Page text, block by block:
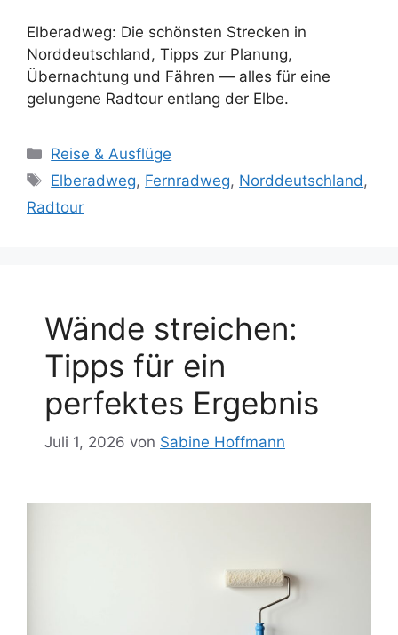
Elberadweg: Die schönsten Strecken in
Norddeutschland, Tipps zur Planung,
Übernachtung und Fähren — alles für eine
gelungene Radtour entlang der Elbe.
Kategorien
Reise & Ausflüge
Schlagwörter
Elberadweg, Fernradweg, Norddeutschland ,
Radtour
Wände streichen:
Tipps für ein
perfektes Ergebnis
Juli 1, 2026 von Sabine Hoffmann